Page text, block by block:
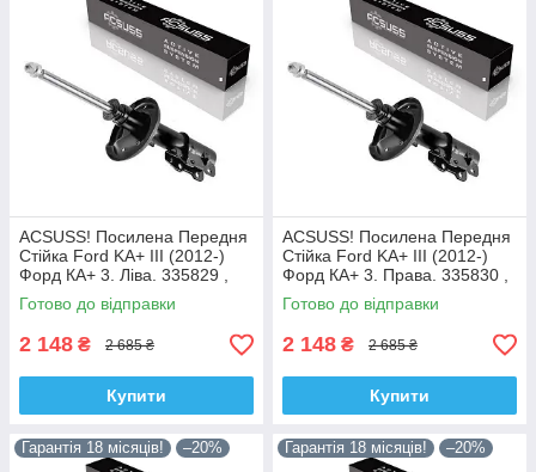
ACSUSS! Посилена Передня
Стійка Ford KA+ III (2012-)
Форд КА+ 3. Ліва. 335829 ,
3348057 Корея!
Готово до відправки
2 148 ₴ 2 685 ₴
Купити
ACSUSS! Посилена Передня
Стійка Ford KA+ III (2012-)
Форд КА+ 3. Права. 335830 ,
3348056 Корея!
Готово до відправки
2 148 ₴ 2 685 ₴
Купити
Гарантія 18 місяців! –20% Гарантія 18 місяців! –20%